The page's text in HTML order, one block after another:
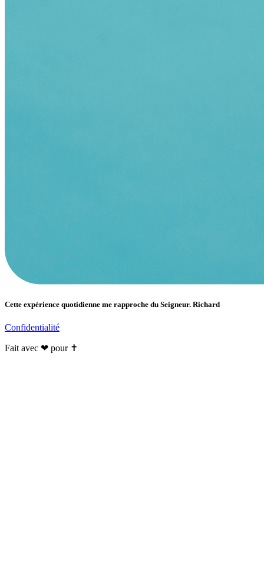
Cette expérience quotidienne me rapproche du Seigneur. Richard
Confidentialité
Fait avec ❤ pour ✝️️